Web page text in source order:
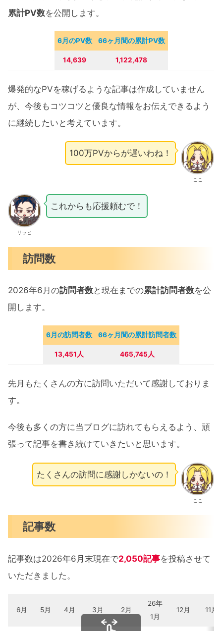
累計PV数を公開します。
6月のPV数 66ヶ月間の累計PV数
14,639 1,122,478
爆発的なPVを稼げるような記事は作成していません
が、今後もコツコツと優良な情報をお伝えできるよう
に継続したいと考えています。
ここ
100万PVからが遅いわね！
リッヒ
これからも応援頼むで！
訪問数
2026年6月の訪問者数と現在までの累計訪問者数を公
開します。
6月の訪問者数 66ヶ月間の累計訪問者数
13,451人 465,745人
先月もたくさんの方に訪問いただいて感謝しておりま
す。
今後も多くの方に当ブログに訪れてもらえるよう、頑
張って記事を書き続けていきたいと思います。
ここ
たくさんの訪問に感謝しかないの！
記事数
記事数は2026年6月末現在で2,050記事を投稿させて
いただきました。
6月 5月 4月 3月 2月
26年
1月
12月 11月